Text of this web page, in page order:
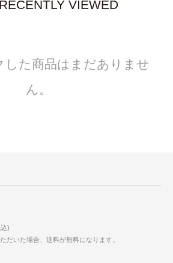
VIEWED
した商品はまだありませ
ん。
)
だいた場合、送料が無料になります。